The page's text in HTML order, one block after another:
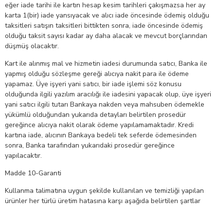
eğer iade tarihi ile kartın hesap kesim tarihleri çakışmazsa her ay
karta 1(bir) iade yansıyacak ve alıcı iade öncesinde ödemiş olduğu
taksitleri satışın taksitleri bittikten sonra, iade öncesinde ödemiş
olduğu taksit sayısı kadar ay daha alacak ve mevcut borçlarından
düşmüş olacaktır.
Kart ile alınmış mal ve hizmetin iadesi durumunda satıcı, Banka ile
yapmış olduğu sözleşme gereği alıcıya nakit para ile ödeme
yapamaz. Üye işyeri yani satıcı, bir iade işlemi söz konusu
olduğunda ilgili yazılım aracılığı ile iadesini yapacak olup, üye işyeri
yani satıcı ilgili tutarı Bankaya nakden veya mahsuben ödemekle
yükümlü olduğundan yukarıda detayları belirtilen prosedür
gereğince alıcıya nakit olarak ödeme yapılamamaktadır. Kredi
kartına iade, alıcının Bankaya bedeli tek seferde ödemesinden
sonra, Banka tarafından yukarıdaki prosedür gereğince
yapılacaktır.
Madde 10-Garanti
Kullanma talimatına uygun şekilde kullanılan ve temizliği yapılan
ürünler her türlü üretim hatasına karşı aşağıda belirtilen şartlar